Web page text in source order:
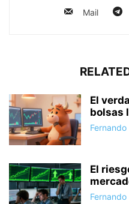
Mail
El
bolsas
Fernando
El
Fernando